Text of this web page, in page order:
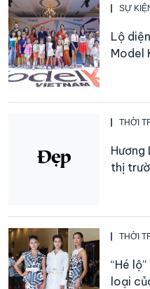
SỰ
Lộ
Model
THỜI
Hương
thị
THỜI
“Hé
loại